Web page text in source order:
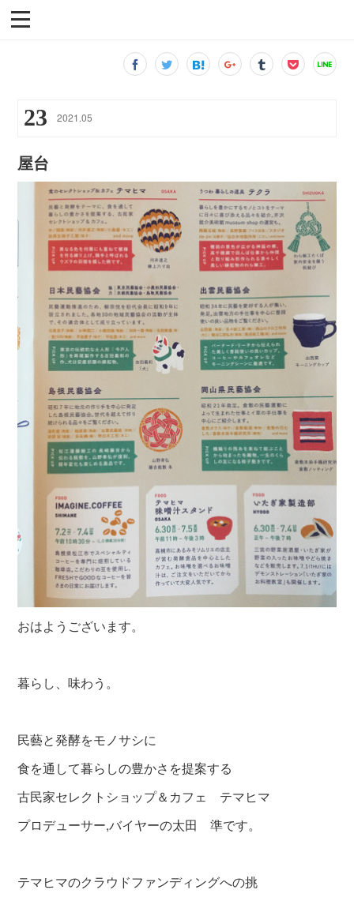
23 2021 .05
屋台
おはようございます。
暮らし、味わう。
民藝と発酵をモノサシに
食を通して暮らしの豊かさを提案する
古民家セレクトショップ＆カフェ テマヒマ
プロデューサー,バイヤーの太田 準です。
テマヒマのクラウドファンディングへの挑